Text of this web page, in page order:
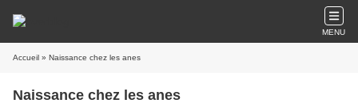
MENU
Accueil » Naissance chez les anes
Naissance chez les anes